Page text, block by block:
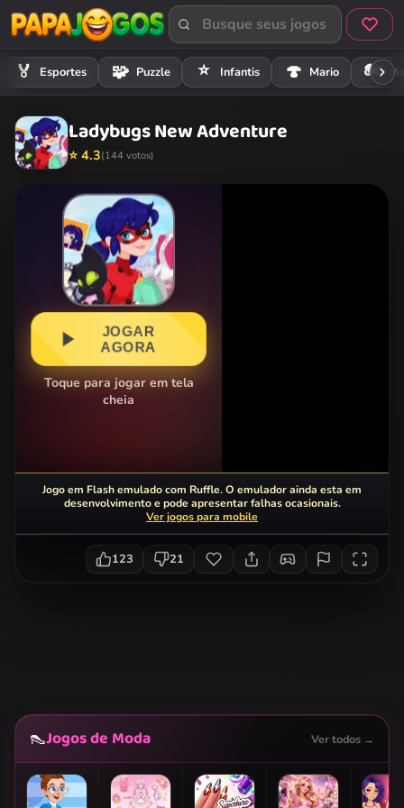
🏅 Esportes 🧩 Puzzle ⭐ Infantis 🍄 Mario 🏍️
Ladybugs New Adventure
⭐ 4.3(144 votos)
JOGAR
AGORA
Toque para jogar em tela
cheia
Jogo em Flash emulado com Ruffle. O emulador ainda esta em
desenvolvimento e pode apresentar falhas ocasionais.
Ver jogos para mobile
123 21
👠Jogos de Moda Ver todos →